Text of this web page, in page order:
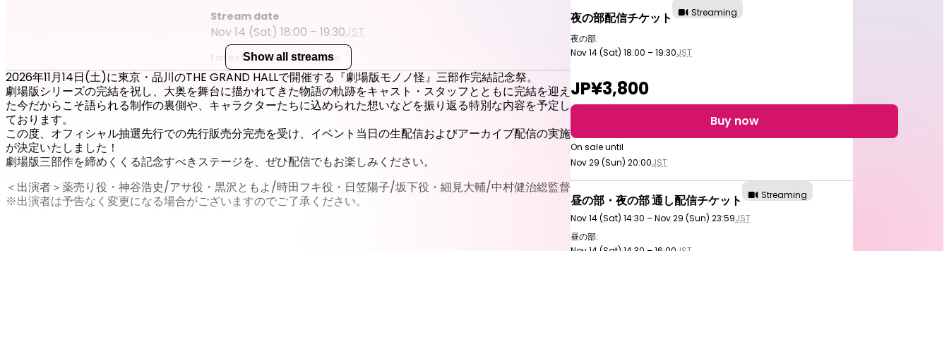
Stream date
Nov 14 (Sat) 18:00 – 19:30JST
Latest Archive End Time
Nov 29 (Sun) 23:59JST
Show all streams
2026年11月14日(土)に東京・品川のTHE GRAND HALLで開催する『劇場版モノノ怪』三部作完結記念祭。
劇場版シリーズの完結を祝し、大奥を舞台に描かれてきた物語の軌跡をキャスト・スタッフとともに完結を迎え
た今だからこそ語られる制作の裏側や、キャラクターたちに込められた想いなどを振り返る特別な内容を予定し
ております。
この度、オフィシャル抽選先行での先行販売分完売を受け、イベント当日の生配信およびアーカイブ配信の実施
が決定いたしました！
劇場版三部作を締めくくる記念すべきステージを、ぜひ配信でもお楽しみください。
＜出演者＞薬売り役・神谷浩史/アサ役・黒沢ともよ/時田フキ役・日笠陽子/坂下役・細見大輔/中村健治総監督
※出演者は予告なく変更になる場合がございますのでご了承ください。
夜の部配信チケット Streaming
夜の部:
Nov 14 (Sat) 18:00 – 19:30JST
JP¥3,800
Buy now
On sale until
Nov 29 (Sun) 20:00JST
昼の部・夜の部 通し配信チケット
Streaming
Nov 14 (Sat) 14:30 – Nov 29 (Sun) 23:59JST
昼の部:
Nov 14 (Sat) 14:30 – 16:00 JST